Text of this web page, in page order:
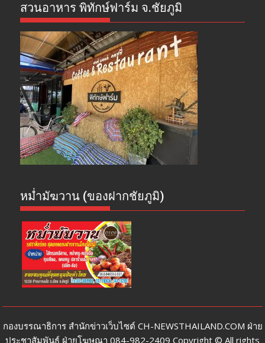
สวนอาหาร พิทักษ์ฟาร์ม จ.ชัยภูมิ
หม่ำมัฆวาน (ของฝากชัยภูมิ)
กองบรรณาธิการ สำนักข่าวเว็บไซต์ CH-NEWSTHAILAND.COM ฝ่าย
ประชาสัมพันธ์ ฝ่ายโฆษณา 084-982-2409 Copyright © All rights